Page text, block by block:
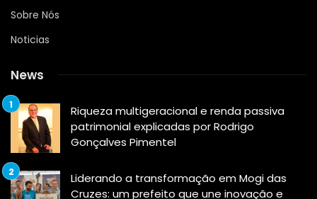
Sobre Nós
Noticias
News
Riqueza multigeracional e renda passiva
patrimonial explicadas por Rodrigo
Gonçalves Pimentel
Liderando a transformação em Mogi das
Cruzes: um prefeito que une inovação e